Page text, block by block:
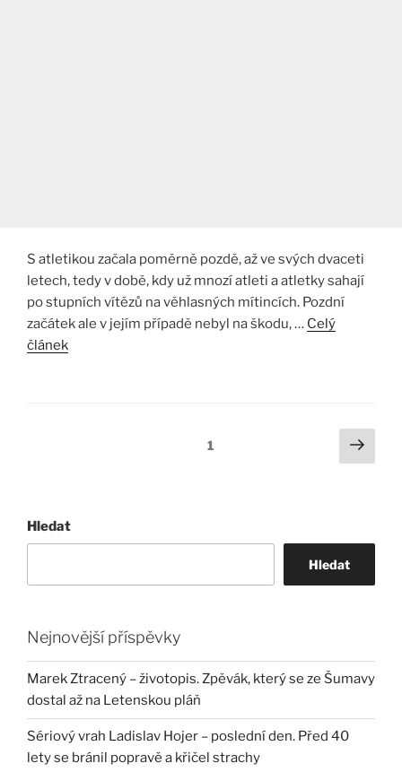
S atletikou začala poměrně pozdě, až ve svých dvaceti
letech, tedy v době, kdy už mnozí atleti a atletky sahají
po stupních vítězů na věhlasných mítincích. Pozdní
začátek ale v jejím případě nebyl na škodu, … Celý
článek
Stránka:1
Další
Hledat
Hledat
Nejnovější příspěvky
Marek Ztracený – životopis. Zpěvák, který se ze Šumavy
dostal až na Letenskou pláň
Sériový vrah Ladislav Hojer – poslední den. Před 40
lety se bránil popravě a křičel strachy